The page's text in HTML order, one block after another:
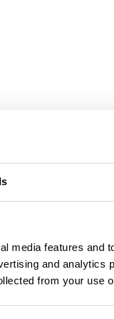
media features and
and analytics
from your use
Papīru
grils ir gatavs
Kad